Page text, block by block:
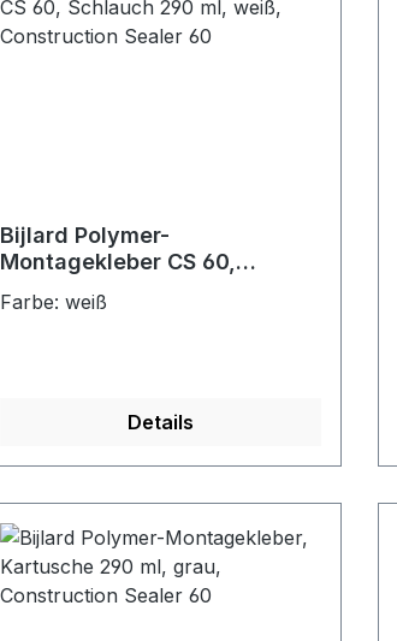
Bijlard Polymer-
Montagekleber CS 60,
Construction Sealer 60
Farbe: weiß
Details